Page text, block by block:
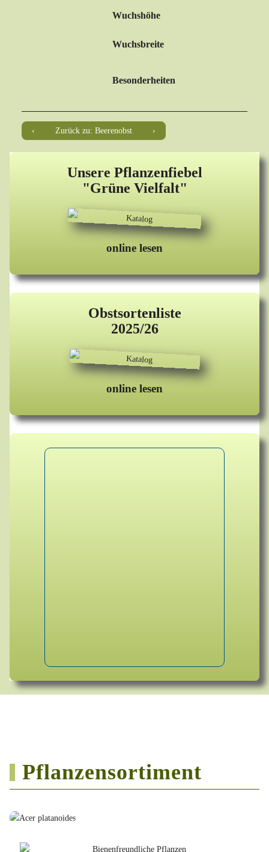
Unsere Pflanzenfiebel
"Grüne Vielfalt"
online lesen
Obstsortenliste
2025/26
online lesen
Wuchshöhe
Wuchsbreite
Besonderheiten
Zurück zu: Beerenobst
Pflanzensortiment